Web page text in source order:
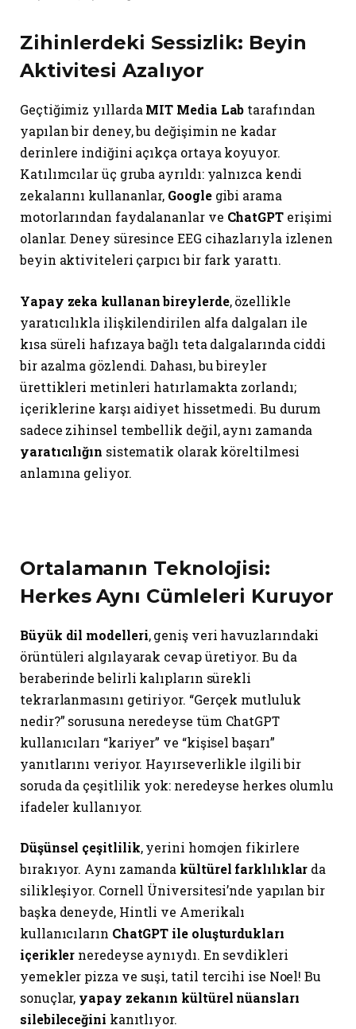
Zihinlerdeki Sessizlik: Beyin
Aktivitesi Azalıyor
Geçtiğimiz yıllardaMIT Media Lab tarafından
yapılan bir deney, bu değişimin ne kadar
derinlere indiğini açıkça ortaya koyuyor.
Katılımcılar üç gruba ayrıldı: yalnızca kendi
zekalarını kullananlar, Googlegibi arama
motorlarından faydalananlar ve ChatGPTerişimi
olanlar. Deney süresince EEG cihazlarıyla izlenen
beyin aktiviteleri çarpıcı bir fark yarattı.
Yapay zeka kullanan bireylerde, özellikle
yaratıcılıkla ilişkilendirilen alfa dalgaları ile
kısa süreli hafızaya bağlı teta dalgalarında ciddi
bir azalma gözlendi. Dahası, bu bireyler
ürettikleri metinleri hatırlamakta zorlandı;
içeriklerine karşı aidiyet hissetmedi. Bu durum
sadece zihinsel tembellik değil, aynı zamanda
yaratıcılığın sistematik olarak köreltilmesi
anlamına geliyor.
Ortalamanın Teknolojisi:
Herkes Aynı Cümleleri Kuruyor
Büyük dil modelleri, geniş veri havuzlarındaki
örüntüleri algılayarak cevap üretiyor. Bu da
beraberinde belirli kalıpların sürekli
tekrarlanmasını getiriyor. “Gerçek mutluluk
nedir?” sorusuna neredeyse tüm ChatGPT
kullanıcıları “kariyer” ve “kişisel başarı”
yanıtlarını veriyor. Hayırseverlikle ilgili bir
soruda da çeşitlilik yok: neredeyse herkes olumlu
ifadeler kullanıyor.
Düşünsel çeşitlilik, yerini homojen fikirlere
bırakıyor. Aynı zamanda kültürel farklılıklar da
silikleşiyor. Cornell Üniversitesi’nde yapılan bir
başka deneyde, Hintli ve Amerikalı
kullanıcıların ChatGPT ile oluşturdukları
içerikler neredeyse aynıydı. En sevdikleri
yemekler pizza ve suşi, tatil tercihi ise Noel! Bu
sonuçlar, yapay zekanın kültürel nüansları
silebileceğini kanıtlıyor.